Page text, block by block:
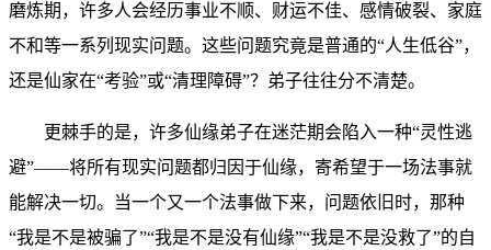
磨炼期，许多人会经历事业不顺、财运不佳、感情破裂、家庭
不和等一系列现实问题。这些问题究竟是普通的“人生低谷”，
还是仙家在“考验”或“清理障碍”？弟子往往分不清楚。
更棘手的是，许多仙缘弟子在迷茫期会陷入一种“灵性逃
避”——将所有现实问题都归因于仙缘，寄希望于一场法事就
能解决一切。当一个又一个法事做下来，问题依旧时，那种
“我是不是被骗了”“我是不是没有仙缘”“我是不是没救了”的自